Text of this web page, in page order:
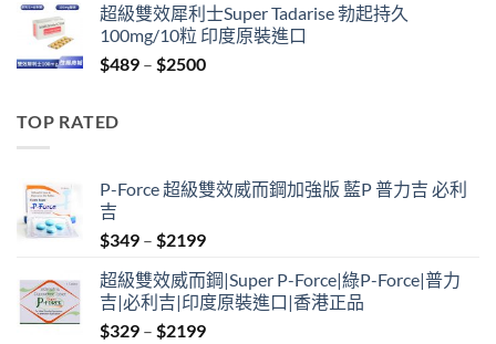
$799
through
$2099
超級雙效犀利士Super Tadarise 勃起持久
100mg/10粒 印度原裝進口
$489 – $2500Price
TOP RATED
P-Force 超級雙效威而鋼加強版 藍P 普力吉 必利
吉
$349 – $2199Price
$349
through
$2199
超級雙效威而鋼|Super P-Force|綠P-Force|普力
吉|必利吉|印度原裝進口|香港正品
$329 – $2199Price